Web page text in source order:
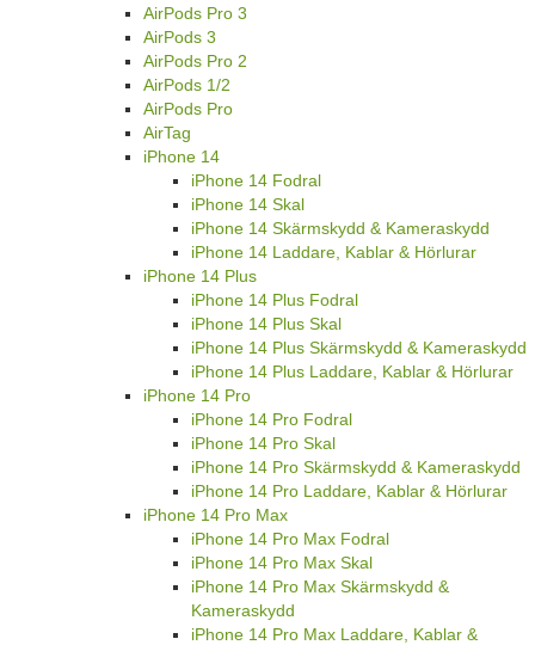
AirPods Pro 3
AirPods 3
AirPods Pro 2
AirPods 1/2
AirPods Pro
AirTag
iPhone 14
iPhone 14 Fodral
iPhone 14 Skal
iPhone 14 Skärmskydd & Kameraskydd
iPhone 14 Laddare, Kablar & Hörlurar
iPhone 14 Plus
iPhone 14 Plus Fodral
iPhone 14 Plus Skal
iPhone 14 Plus Skärmskydd & Kameraskydd
iPhone 14 Plus Laddare, Kablar & Hörlurar
iPhone 14 Pro
iPhone 14 Pro Fodral
iPhone 14 Pro Skal
iPhone 14 Pro Skärmskydd & Kameraskydd
iPhone 14 Pro Laddare, Kablar & Hörlurar
iPhone 14 Pro Max
iPhone 14 Pro Max Fodral
iPhone 14 Pro Max Skal
iPhone 14 Pro Max Skärmskydd &
Kameraskydd
iPhone 14 Pro Max Laddare, Kablar &